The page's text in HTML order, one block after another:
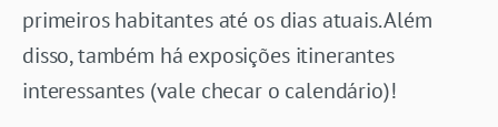
primeiros habitantes até os dias atuais. Além
disso, também há exposições itinerantes
interessantes (vale checar o calendário)!